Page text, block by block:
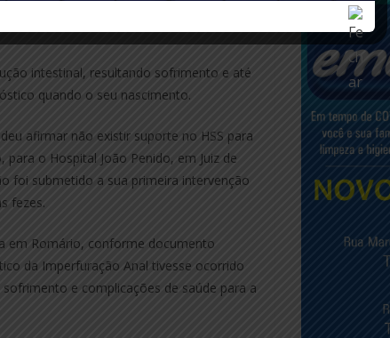
sugestivo de hipospádia, coto umbilical
intestinal, resultando sofrimento e até
quando o seu nascimento.
afirmar não existir suporte no HSS para
o Hospital João Penido, em Juiz de
foi submetido a sua primeira intervenção
fezes.
em Romário, conforme documento
da Imperfuração Anal tivesse ocorrido
e complicações de saúde para a